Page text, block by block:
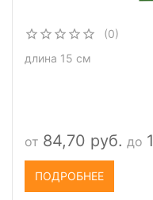
(0)
длина 15 см
от 84,70 руб. до
ПОДРОБНЕЕ